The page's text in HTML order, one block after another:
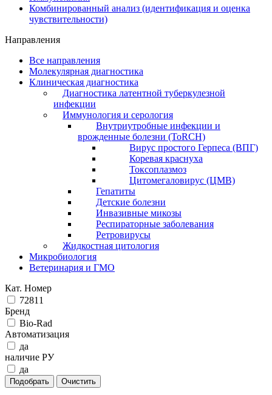
Комбинированный анализ (идентификация и оценка
чувствительности)
Направления
Все направления
Молекулярная диагностика
Клиническая диагностика
Диагностика латентной туберкулезной
инфекции
Иммунология и серология
Внутриутробные инфекции и
врожденные болезни (ToRCH)
Вирус простого Герпеса (ВПГ)
Коревая краснуха
Токсоплазмоз
Цитомегаловирус (ЦМВ)
Гепатиты
Детские болезни
Инвазивные микозы
Респираторные заболевания
Ретровирусы
Жидкостная цитология
Микробиология
Ветеринария и ГМО
Кат. Номер
72811
Бренд
Bio-Rad
Автоматизация
да
наличие РУ
да